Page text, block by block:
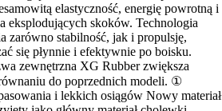
elastyczność, energię powrotną i
eksplodujących skoków. Technologia
stabilność, jak i propulsję,
się płynnie i efektywnie po boisku.
zewnętrzna XG Rubber zwiększa
do poprzednich modeli. ①
i lekkich osiągów Nowy materiał